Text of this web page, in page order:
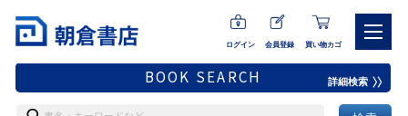
ログイン 会員登録 買い物カゴ
BOOK SEARCH 詳細検索